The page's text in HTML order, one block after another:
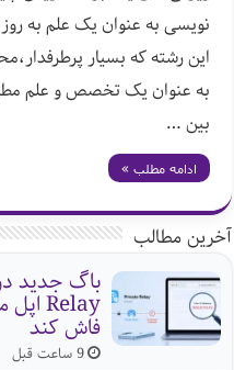
نویسی به عنوان یک علم به
این رشته که بسیار
به عنوان یک تخصص و علم
بین …
ادامه مطلب »
آخرین مطالب
فاش کند
9 ساعت قبل